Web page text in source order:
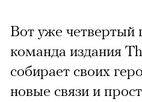
Вот уже четвертый
команда издания
собирает своих
новые связи и